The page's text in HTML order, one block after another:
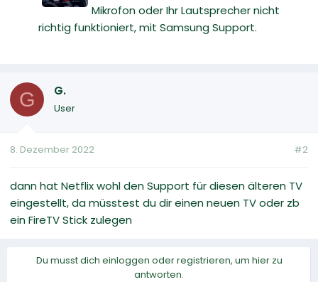
Mikrofon oder Ihr Lautsprecher nicht
richtig funktioniert, mit Samsung Support.
G G.
User
8. Dezember 2022 #2
dann hat Netflix wohl den Support für diesen älteren TV
eingestellt, da müsstest du dir einen neuen TV oder zb
ein FireTV Stick zulegen
Du musst dich einloggen oder registrieren, um hier zu
antworten.